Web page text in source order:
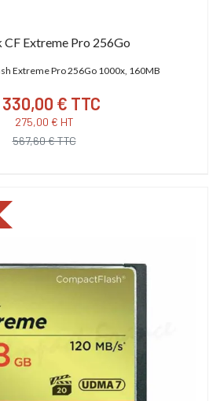
CF Extreme Pro 256Go
Extreme Pro 256Go 1000x, 160MB
330,00 € TTC
275,00 € HT
567,60 € TTC